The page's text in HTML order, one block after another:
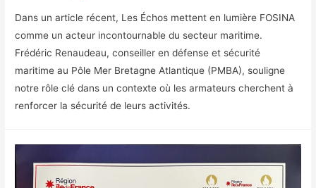
Dans un article récent, Les Échos mettent en lumière FOSINA
comme un acteur incontournable du secteur maritime.
Frédéric Renaudeau, conseiller en défense et sécurité
maritime au Pôle Mer Bretagne Atlantique (PMBA), souligne
notre rôle clé dans un contexte où les armateurs cherchent à
renforcer la sécurité de leurs activités.